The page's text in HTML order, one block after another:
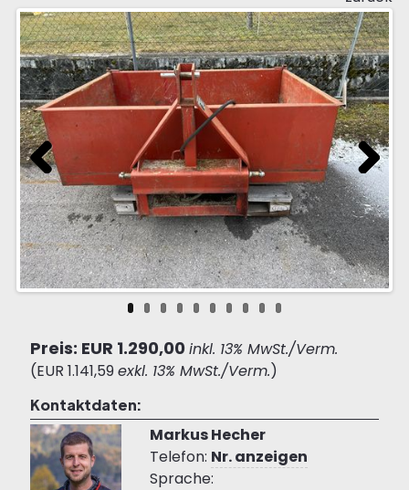
Previous Next
Preis: EUR 1.290,00 inkl. 13% MwSt./Verm.
(EUR 1.141,59exkl. 13% MwSt./Verm.)
Kontaktdaten:
Markus Hecher
Telefon: Nr. anzeigen
Sprache: